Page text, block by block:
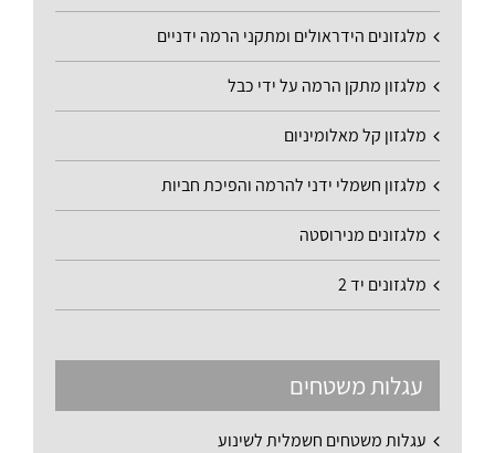
מלגזונים הידראולים ומתקני הרמה ידניים
מלגזון מתקן הרמה על ידי כבל
מלגזון קל מאלומיניום
מלגזון חשמלי ידני להרמה והפיכת חביות
מלגזונים מנירוסטה
מלגזונים יד 2
עגלות משטחים
עגלות משטחים חשמלית לשינוע